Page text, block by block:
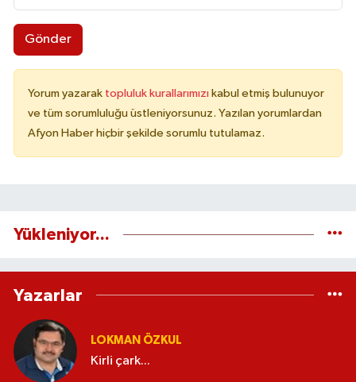
Gönder
Yorum yazarak topluluk kurallarımızı kabul etmiş bulunuyor
ve tüm sorumluluğu üstleniyorsunuz. Yazılan yorumlardan
Afyon Haber hiçbir şekilde sorumlu tutulamaz.
Yükleniyor...
Yazarlar
LOKMAN ÖZKUL
Kirli çark...